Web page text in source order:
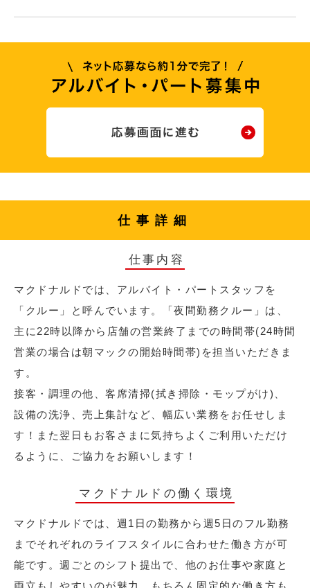
仕事詳細
仕事内容
マクドナルドでは、アルバイト・パートスタッフを
「クルー」と呼んでいます。「夜間勤務クルー」は、
主に22時以降から店舗の営業終了までの時間帯(24時間
営業の場合は朝マックの開始時間帯)を担当いただきま
す。
接客・調理の他、客席清掃(拭き掃除・モップがけ)、
設備の洗浄、売上集計など、幅広い業務をお任せしま
す！また翌日もお客さまに気持ちよくご利用いただけ
るように、ご協力をお願いします！
マクドナルドの働く環境
マクドナルドでは、週1日の勤務から週5日のフル勤務
までそれぞれのライフスタイルに合わせた働き方が可
能です。週ごとのシフト提出で、他のお仕事や家庭と